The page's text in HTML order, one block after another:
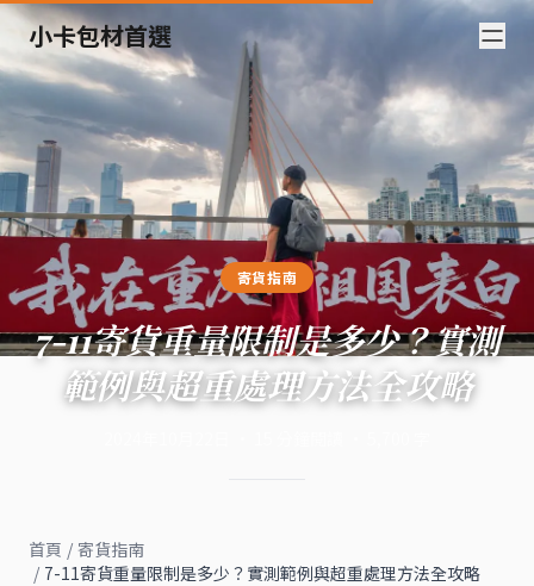
小卡包材首選
寄貨指南
7-11寄貨重量限制是多少？實測
範例與超重處理方法全攻略
首頁 / 寄貨指南
/ 7-11寄貨重量限制是多少？實測範例與超重處理方法全攻略